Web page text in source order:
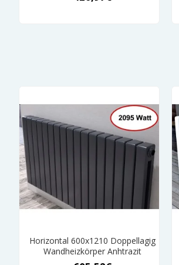
Horizontal 600x1210 Doppellagig
Wandheizkörper Anhtrazit